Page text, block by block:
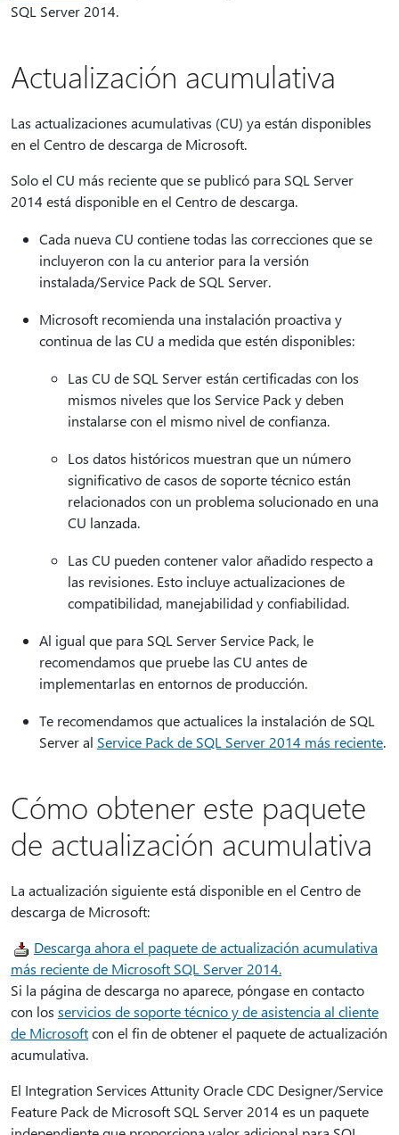
SQL Server 2014.
Actualización acumulativa
Las actualizaciones acumulativas (CU) ya están disponibles
en el Centro de descarga de Microsoft.
Solo el CU más reciente que se publicó para SQL Server
2014 está disponible en el Centro de descarga.
Cada nueva CU contiene todas las correcciones que se
incluyeron con la cu anterior para la versión
instalada/Service Pack de SQL Server.
Microsoft recomienda una instalación proactiva y
continua de las CU a medida que estén disponibles:
Las CU de SQL Server están certificadas con los
mismos niveles que los Service Pack y deben
instalarse con el mismo nivel de confianza.
Los datos históricos muestran que un número
significativo de casos de soporte técnico están
relacionados con un problema solucionado en una
CU lanzada.
Las CU pueden contener valor añadido respecto a
las revisiones. Esto incluye actualizaciones de
compatibilidad, manejabilidad y confiabilidad.
Al igual que para SQL Server Service Pack, le
recomendamos que pruebe las CU antes de
implementarlas en entornos de producción.
Te recomendamos que actualices la instalación de SQL
Server al Service Pack de SQL Server 2014 más reciente.
Cómo obtener este paquete
de actualización acumulativa
La actualización siguiente está disponible en el Centro de
descarga de Microsoft:
Descarga ahora el paquete de actualización acumulativa
más reciente de Microsoft SQL Server 2014.
Si la página de descarga no aparece, póngase en contacto
con los servicios de soporte técnico y de asistencia al cliente
de Microsoftcon el fin de obtener el paquete de actualización
acumulativa.
El Integration Services Attunity Oracle CDC Designer/Service
Feature Pack de Microsoft SQL Server 2014 es un paquete